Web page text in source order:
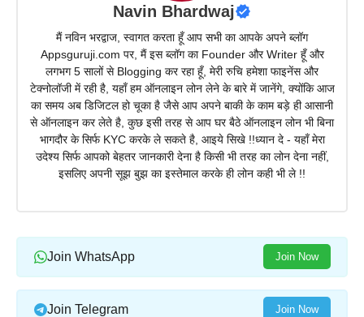
Navin Bhardwaj
मैं नविन भरद्वाज, स्वागत करता हूँ आप सभी का आपके अपने ब्लॉग
Appsguruji.com पर, मैं इस ब्लॉग का Founder और Writer हूँ और
लगभग 5 सालों से Blogging कर रहा हूँ, मेरी रुचि हमेशा फाइनेंस और
टेक्नोलॉजी में रही है, यहाँ हम ऑनलाइन लोन लेने के बारे में जानेंगे, क्योंकि आज
का समय अब डिजिटल हो चूका है जैसे आप अपने बाकी के काम बड़े ही आसानी
से ऑनलाइन कर लेते है, कुछ इसी तरह से आप घर बैठे ऑनलाइन लोन भी बिना
भागदौर के सिर्फ KYC करके ले सकते है, आइये सिखे !!ध्यान दे - यहाँ मेरा
उदेश्य सिर्फ आपको बेहतर जानकारी देना है किसी भी तरह का लोन देना नहीं,
इसलिए अपनी सूझ बुझ का इस्तेमाल करके ही लोन कही भी ले !!
Join WhatsApp Join Now
Join Telegram Join Now